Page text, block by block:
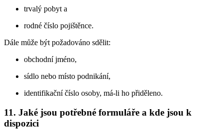
trvalý pobyt a
rodné číslo pojištěnce.
Dále může být požadováno sdělit:
obchodní jméno,
sídlo nebo místo podnikání,
identifikační číslo osoby, má-li ho přiděleno.
11. Jaké jsou potřebné formuláře a kde jsou k
dispozici